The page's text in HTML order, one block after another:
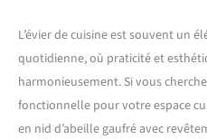
L’évier de cuisine est souvent un
quotidienne, où praticité et
harmonieusement. Si vous
fonctionnelle pour votre espace
en nid d’abeille gaufré avec